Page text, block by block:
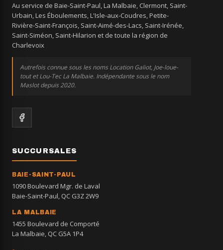
Au service de Baie-Saint-Paul, La Malbaie, Clermont, Saint-
Urbain, Les Éboulements, L'Isle-aux-Coudres, Petite-
Rivière-Saint-François, Saint-Aimé-des-Lacs, Saint-Irénée,
Saint-Siméon, Saint-Hilarion et de toute la région de
Charlevoix
Autrefois connue sous les noms Location Galiot, Joe-loue-
tout et Lou-Tec La Malbaie. Indépendante sous le nom
Maslot depuis 2020.
SUCCURSALES
BAIE-SAINT-PAUL
1090 Boulevard Mgr. de Laval
Baie-Saint-Paul, QC G3Z 2W9
LA MALBAIE
1455 Boulevard de Comporté
La Malbaie, QC G5A 1P4